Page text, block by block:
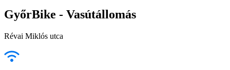
GyőrBike - Vasútállomás
Révai Miklós utca